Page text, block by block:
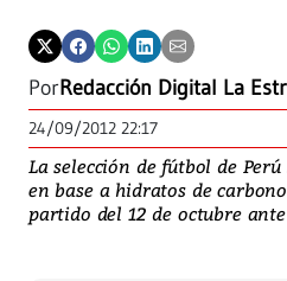
PorRedacción Digital La
24/09/2012 22:17
La selección de fútbol de
en base a hidratos de
partido del 12 de octubre ante